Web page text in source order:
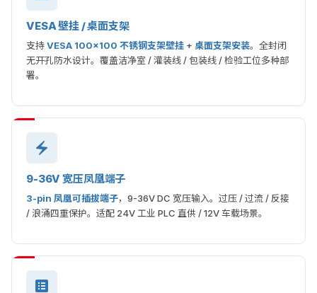
VESA 壁挂 / 桌面支架
支持VESA 100×100 不锈钢支架壁挂 + 桌面支架安装。全封闭
无开孔防水设计。覆盖洁净室 / 灌装线 / 包装线 / 检验工位多种部
署。
9-36V 宽压凤凰端子
3-pin 凤凰可插拔端子，9-36V DC 宽压输入。过压 / 过流 / 反接
/ 浪涌四重保护。适配 24V 工业 PLC 直供 / 12V 车载场景。